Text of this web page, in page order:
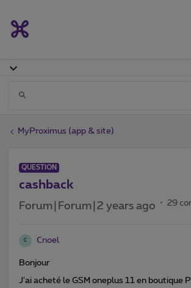
MyProximus (app & site)
QUESTION
cashback
Forum|Forum|2 years ago 29
C Cnoel
Bonjour
J'ai acheté le GSM oneplus 11 en boutique